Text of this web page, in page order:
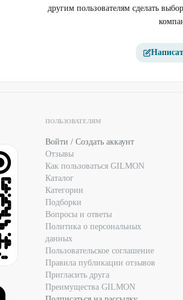
другим пользователям сделать
ПОЛЬЗОВАТЕЛЯМ
Войти / Создать аккаунт
Отзывы
Как пользоваться GILMON
Каталог
Категории
Подборки
Вопросы и ответы
Политика о персональных
данных
Пользовательское соглашение
Правила публикации отзывов
Пригласить друга
Преимущества GILMON